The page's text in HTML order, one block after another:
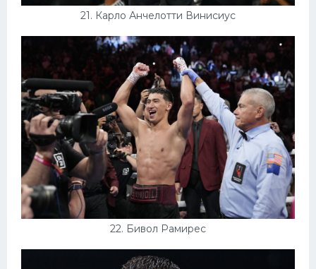
21. Карло Анчелотти Винисиус
22. Бивол Рамирес